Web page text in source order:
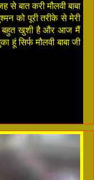
से बात करी मौलवी बाबा
को पूरी तरीके से मेरी
बहुत खुशी है और आज मैं
सिर्फ मौलवी बाबा जी